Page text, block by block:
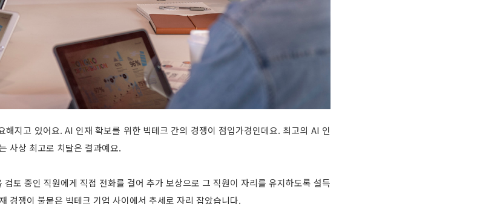
지고 있어요. AI 인재 확보를 위한 빅테크 간의 경쟁이 점입가경인데요. 최고의 AI 인
사상 최고로 치달은 결과예요.
토 중인 직원에게 직접 전화를 걸어 추가 보상으로 그 직원이 자리를 유지하도록 설득
경쟁이 불붙은 빅테크 기업 사이에서 추세로 자리 잡았습니다.